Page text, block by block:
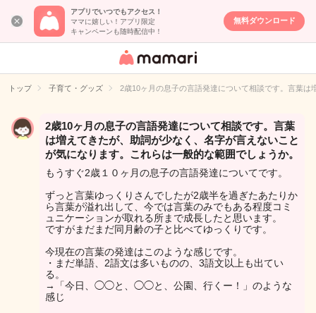
アプリでいつでもアクセス！
ママに嬉しい！アプリ限定
キャンペーンも随時配信中！
無料ダウンロード
女性専用匿名QA
イト
トップ 子育て・グッズ 2歳10ヶ月の息子の言語発達について相談です。言葉
2歳10ヶ月の息子の言語発達について相談です。言葉
は増えてきたが、助詞が少なく、名字が言えないこと
が気になります。これらは一般的な範囲でしょうか。
もうすぐ2歳１０ヶ月の息子の言語発達についてです。
ずっと言葉ゆっくりさんでしたが2歳半を過ぎたあたりか
ら言葉が溢れ出して、今では言葉のみでもある程度コミ
ュニケーションが取れる所まで成長したと思います。
ですがまだまだ同月齢の子と比べてゆっくりです。
今現在の言葉の発達はこのような感じです。
・まだ単語、2語文は多いものの、3語文以上も出てい
る。
→「今日、◯◯と、◯◯と、公園、行くー！」のような
感じ